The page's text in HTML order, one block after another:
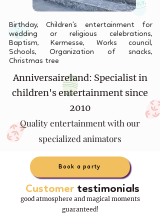
Birthday, Children's entertainment for
wedding or religious celebrations,
Baptism, Kermesse, Works council,
Schools, Organization of snacks,
Christmas tree
Anniversaireland: Specialist in
children's entertainment since
2010
Quality entertainment with our
specialized animators
Book a party
good atmosphere and magical moments
guaranteed!
Customer testimonials